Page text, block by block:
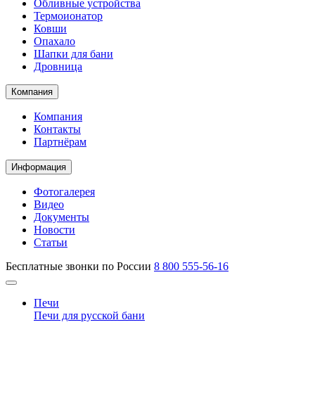
Обливные устройства
Термоионатор
Ковши
Опахало
Шапки для бани
Дровница
Компания
Компания
Контакты
Партнёрам
Информация
Фотогалерея
Видео
Документы
Новости
Статьи
Бесплатные звонки по России 8 800 555-56-16
Печи
Печи для русской бани